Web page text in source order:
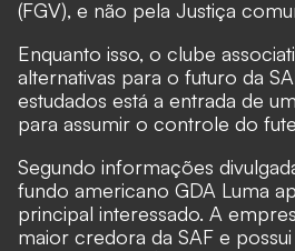
(FGV), e não pela Justiça
Enquanto isso, o clube
alternativas para o futuro da
estudados está a entrada de
para assumir o controle do
Segundo informações
fundo americano GDA Luma
principal interessado. A
maior credora da SAF e